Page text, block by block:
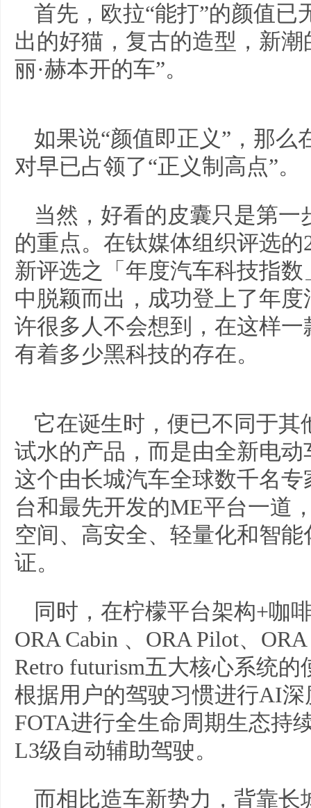
首先，欧拉“能打”的颜值
出的好猫，复古的造型，新
丽·赫本开的车”。
如果说“颜值即正义”，那
对早已占领了“正义制高点”。
当然，好看的皮囊只是第一
的重点。在钛媒体组织评选的
新评选之「年度汽车科技指
中脱颖而出，成功登上了年
许很多人不会想到，在这样
有着多少黑科技的存在。
它在诞生时，便已不同于其
试水的产品，而是由全新电
这个由长城汽车全球数千名
台和最先开发的ME平台一道
空间、高安全、轻量化和智
证。
同时，在柠檬平台架构+咖
ORA Cabin 、ORA Pilot、
Retro futurism五大核心系统
根据用户的驾驶习惯进行AI
FOTA进行全生命周期生态持
L3级自动辅助驾驶。
而相比造车新势力，背靠